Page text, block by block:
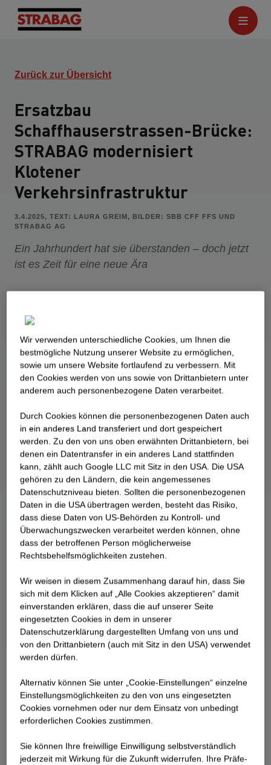
Zurück zur Übersicht
Ersatzbau
Schaffhauserstrassen-Brücke:
STRABAG modernisiert
Klotener
Verkehrsinfrastruktur
3.4.2025, TEXT: LAURA GREIM, BILDER: SBB CFF FFS UND
STRABAG AG
Ein Jahrhundert hat sie überstanden – doch jetzt
ist es Zeit für eine neue Ära
Wir verwenden unterschiedliche Cookies, um Ihnen die
best­mögliche Nutzung unserer Website zu ermöglichen,
sowie um unsere Website fortlaufend zu verbessern. Mit
den Cookies werden von uns sowie von Drittanbietern unter
anderem auch personenbezogene Daten verarbeitet.
Durch Cookies können die personenbezogenen Daten auch
in ein anderes Land transferiert und dort gespeichert
werden. Zu den von uns oben erwähnten Drittanbietern, bei
denen ein Datentransfer in ein anderes Land stattfinden
kann, zählt auch Google LLC mit Sitz in den USA. Die USA
gehören zu den Ländern, die kein angemessenes
Datenschutzniveau bieten. Sollten die personenbezogenen
Daten in die USA übertragen werden, besteht das Risiko,
dass diese Daten von US-Behörden zu Kontroll- und
Überwachungszwecken verarbeitet werden können, ohne
dass der betroffenen Person möglicherweise
Rechtsbehelfsmöglichkeiten zustehen.
Wir weisen in diesem Zusammenhang darauf hin, dass Sie
sich mit dem Klicken auf „Alle Cookies akzeptieren“ damit
ein­ver­standen erklären, dass die auf unserer Seite
eingesetzten Cookies in dem in unserer
Datenschutzerklärung dargestellten Umfang von uns und
von den Drittanbietern (auch mit Sitz in den USA) verwendet
werden dürfen.
Alternativ können Sie unter „Cookie-Einstellungen“ einzelne
Einstellungsmöglichkeiten zu den von uns eingesetzten
Cookies vornehmen oder nur dem Einsatz von unbedingt
erforderlichen Cookies zustimmen.
Sie können Ihre freiwillige Einwilligung selbstverständlich
jederzeit mit Wirkung für die Zukunft widerrufen. Ihre Prä­fe­